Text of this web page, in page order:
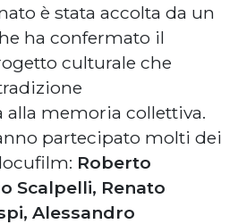
è stata accolta da un
ha confermato il
culturale che
memoria collettiva.
partecipato molti dei
Roberto
Scalpelli, Renato
Alessandro